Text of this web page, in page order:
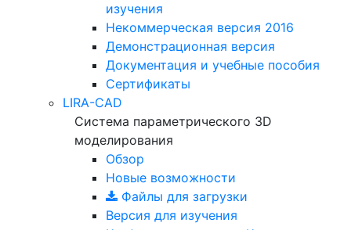
изучения
Некоммерческая версия 2016
Демонстрационная версия
Документация и учебные пособия
Сертификаты
LIRA-CAD
Система параметрического 3D
моделирования
Обзор
Новые возможности
Файлы для загрузки
Версия для изучения